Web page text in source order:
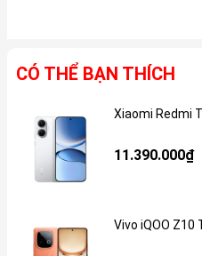
CÓ THỂ BẠN THÍCH
Xiaomi Redmi
11.390.000₫
Vivo iQOO Z10